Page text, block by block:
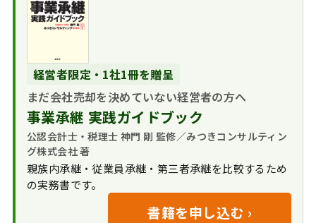
経営者限定・1社1冊を贈呈
まだ会社売却を決めていない経営者の方へ
事業承継 実践ガイドブック
公認会計士・税理士 神門 剛 監修／みつきコンサルティン
グ株式会社 著
親族内承継・従業員承継・第三者承継を比較するため
の実務書です。
書籍を申し込む ›